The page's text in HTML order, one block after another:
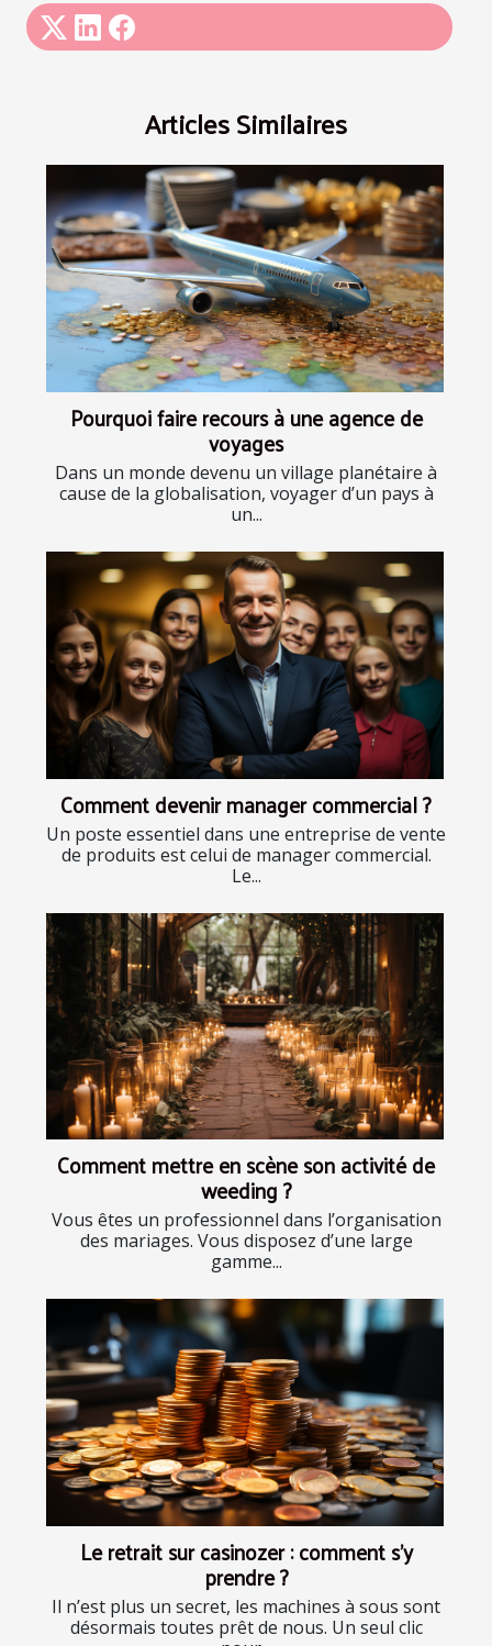
Articles Similaires
Pourquoi faire recours à une agence de
voyages
Dans un monde devenu un village planétaire à
cause de la globalisation, voyager d’un pays à
un...
Comment devenir manager commercial ?
Un poste essentiel dans une entreprise de vente
de produits est celui de manager commercial.
Le...
Comment mettre en scène son activité de
weeding ?
Vous êtes un professionnel dans l’organisation
des mariages. Vous disposez d’une large
gamme...
Le retrait sur casinozer : comment s’y
prendre ?
Il n’est plus un secret, les machines à sous sont
désormais toutes prêt de nous. Un seul clic